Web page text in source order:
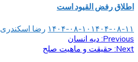
اطلاق رفض القیود است
۱۴۰۴-۰۸-۱۰ ۱۴۰۴-۰۸-۱۱ رضا اسکندری
راهبری
Previous: دیه انسان
Next: حقیقت و ماهیت صلح